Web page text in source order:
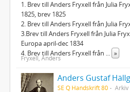
1. Brev till Anders Fryxell från Julia
1825, brev 1825
2. Brev till Anders Fryxell från Julia
3.Brev till Anders Fryxell från Julia
Europa april-dec 1834
4. Brev till Anders Fryxell från
»
Fryxell, Anders
Anders Gustaf
SE Q Handskrift 80 Arkiv